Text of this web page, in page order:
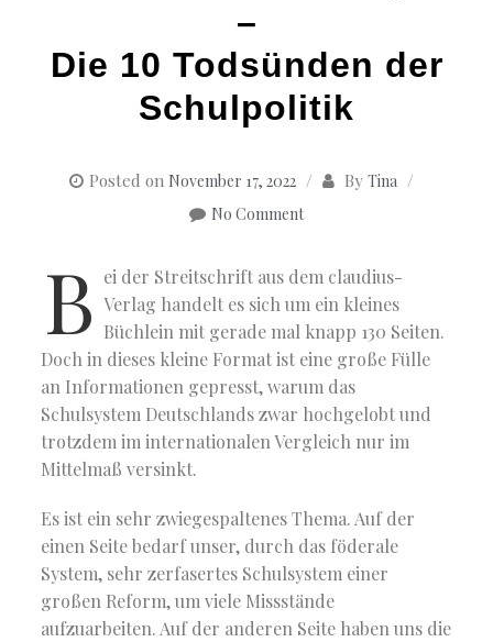
–
Die 10 Todsünden der
Schulpolitik
Posted on November 17, 2022 By Tina
No Comment
B ei der Streitschrift aus dem claudius-
Verlag handelt es sich um ein kleines
Büchlein mit gerade mal knapp 130 Seiten.
Doch in dieses kleine Format ist eine große Fülle
an Informationen gepresst, warum das
Schulsystem Deutschlands zwar hochgelobt und
trotzdem im internationalen Vergleich nur im
Mittelmaß versinkt.
Es ist ein sehr zwiegespaltenes Thema. Auf der
einen Seite bedarf unser, durch das föderale
System, sehr zerfasertes Schulsystem einer
großen Reform, um viele Missstände
aufzuarbeiten. Auf der anderen Seite haben uns die